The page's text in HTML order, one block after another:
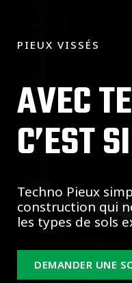
PIEUX VISSÉS
AVEC
C’EST
Techno Pieux
construction qui
les types de sols
DEMANDER UNE